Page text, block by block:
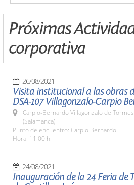
Próximas
corporativa
26/08/2021
Visita institucional a las obras
DSA-107 Villagonzalo-Carpio
Carpio-Bernardo Villagonzalo de Tormes
(Salamanca)
Punto de encuentro: Carpio Bernardo.
Hora: 11:00 h.
24/08/2021
Inauguración de la 24 Feria de